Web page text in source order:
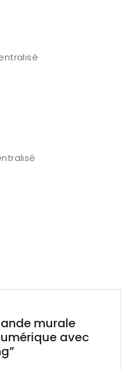
murale
avec